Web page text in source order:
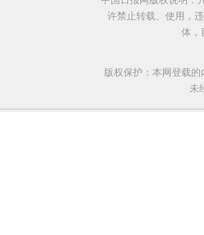
许禁止转载、使用，
体，
版权保护：本网登载
未